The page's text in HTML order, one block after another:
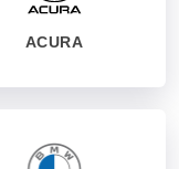
ACURA